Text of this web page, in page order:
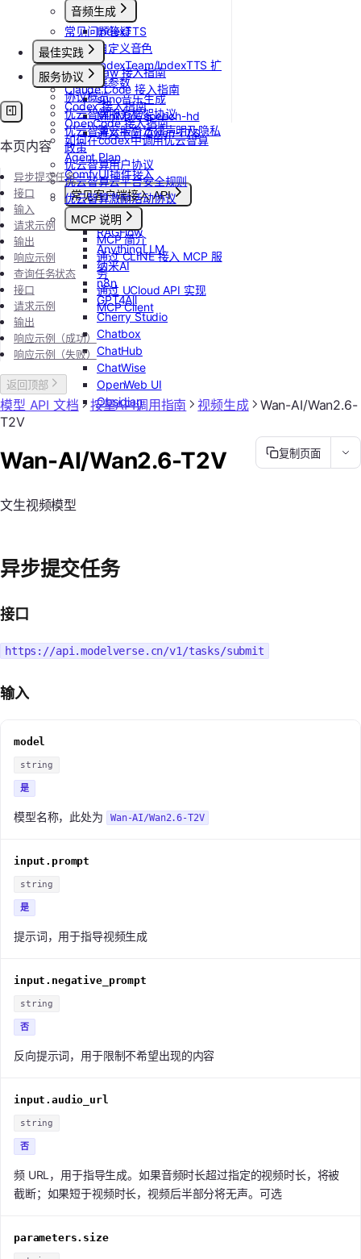
image
音频生成
IndexTTS
自定义音色
IndexTeam/IndexTTS 扩
展参数
suno音乐生成
MiniMax/speech-hd
通义千问 Qwen-TTS
常见问题答疑
最佳实践
OpenClaw 接入指南
Claude Code 接入指南
Codex 接入指南
OpenCode 接入指南
如何在codex中调用优云智算
Agent Plan
ComfyUI插件接入
常见客户端接入 API
Dify
RAGFlow
AnythingLLM
纳米AI
n8n
GPT4All
Cherry Studio
Chatbox
ChatHub
ChatWise
OpenWeb UI
Obsidian
MCP 说明
MCP 简介
通过 CLINE 接入 MCP 服
务
通过 UCloud API 实现
MCP Client
服务协议
协议概览
优云智算服务框架协议
优云智算云服务法律声明及隐私
政策
优云智算用户协议
优云智算云平台安全规则
优云智算激励活动协议
本页内容
异步提交任务
接口
输入
请求示例
输出
响应示例
查询任务状态
接口
请求示例
输出
响应示例（成功）
响应示例（失败）
返回顶部
模型 API 文档 按量API调用指南 视频生成
Wan-AI/Wan2.6-
T2V
复制页面
Wan-AI/Wan2.6-T2V
文生视频模型
异步提交任务
接口
https://api.modelverse.cn/v1/tasks/submit
输入
model
string
是
模型名称，此处为 Wan-AI/Wan2.6-T2V
input.prompt
string
是
提示词，用于指导视频生成
input.negative_prompt
string
否
反向提示词，用于限制不希望出现的内容
input.audio_url
string
否
频 URL，用于指导生成。如果音频时长超过指定的视频时长，将被
截断；如果短于视频时长，视频后半部分将无声。可选
parameters.size